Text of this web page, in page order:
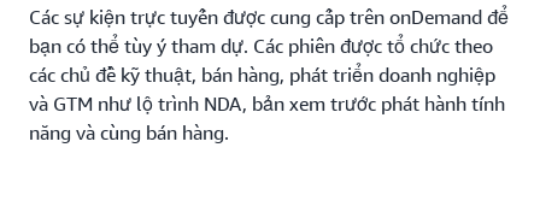
Các sự kiện trực tuyến được cung cấp trên onDemand để
bạn có thể tùy ý tham dự. Các phiên được tổ chức theo
các chủ đề kỹ thuật, bán hàng, phát triển doanh nghiệp
và GTM như lộ trình NDA, bản xem trước phát hành tính
năng và cùng bán hàng.